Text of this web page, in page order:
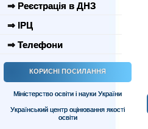
⇒ Реєстрація в ДНЗ
⇒ ІРЦ
⇒ Телефони
КОРИСНІ ПОСИЛАННЯ
Міністерство освіти і науки України
Український центр оцінювання якості
освіти